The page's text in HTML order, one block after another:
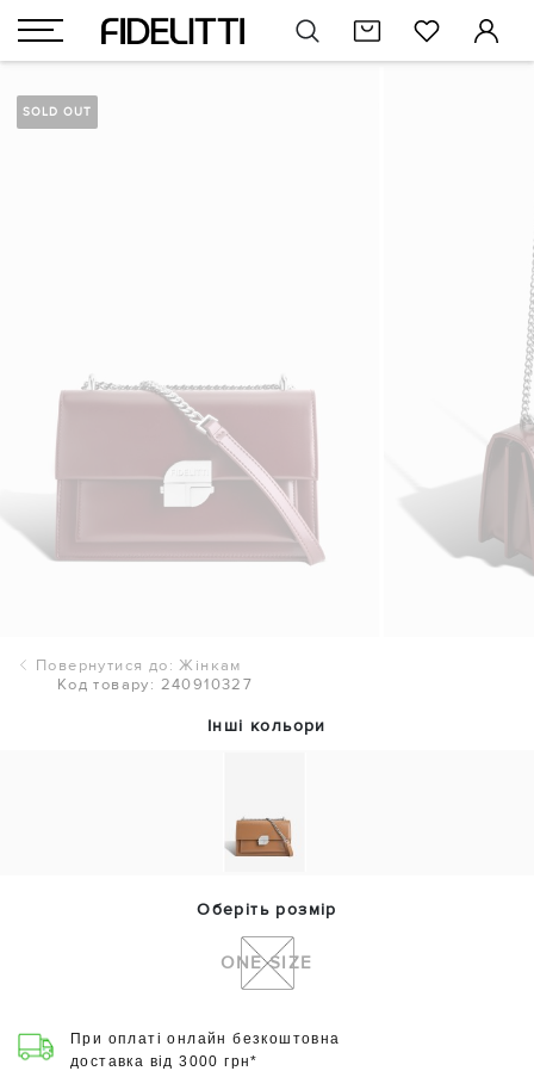
SOLD OUT
Повернутися до: Жінкам
Код товару: 240910327
Інші кольори
Оберіть розмір
ONE SIZE
При оплаті онлайн безкоштовна
доставка від 3000 грн*